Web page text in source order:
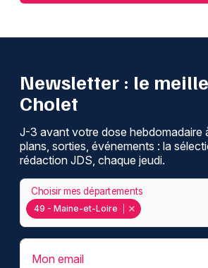
Newsletter : le
Cholet
J-3 avant votre dose hebdomadaire
plans, sorties, événements : la
rédaction JDS, chaque jeudi.
49 - Maine-et-Loire
Choisir mes départements
Mon email